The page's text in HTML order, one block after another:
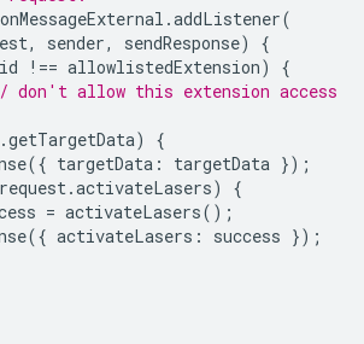
onMessageExternal .addListener(
, sender, sendResponse)
{
id !== allowlistedExtension)
{
don't allow this extension access
.getTargetData)
{
({ targetData : targetData });
request.activateLasers)
{
= activateLasers();
({ activateLasers : success });